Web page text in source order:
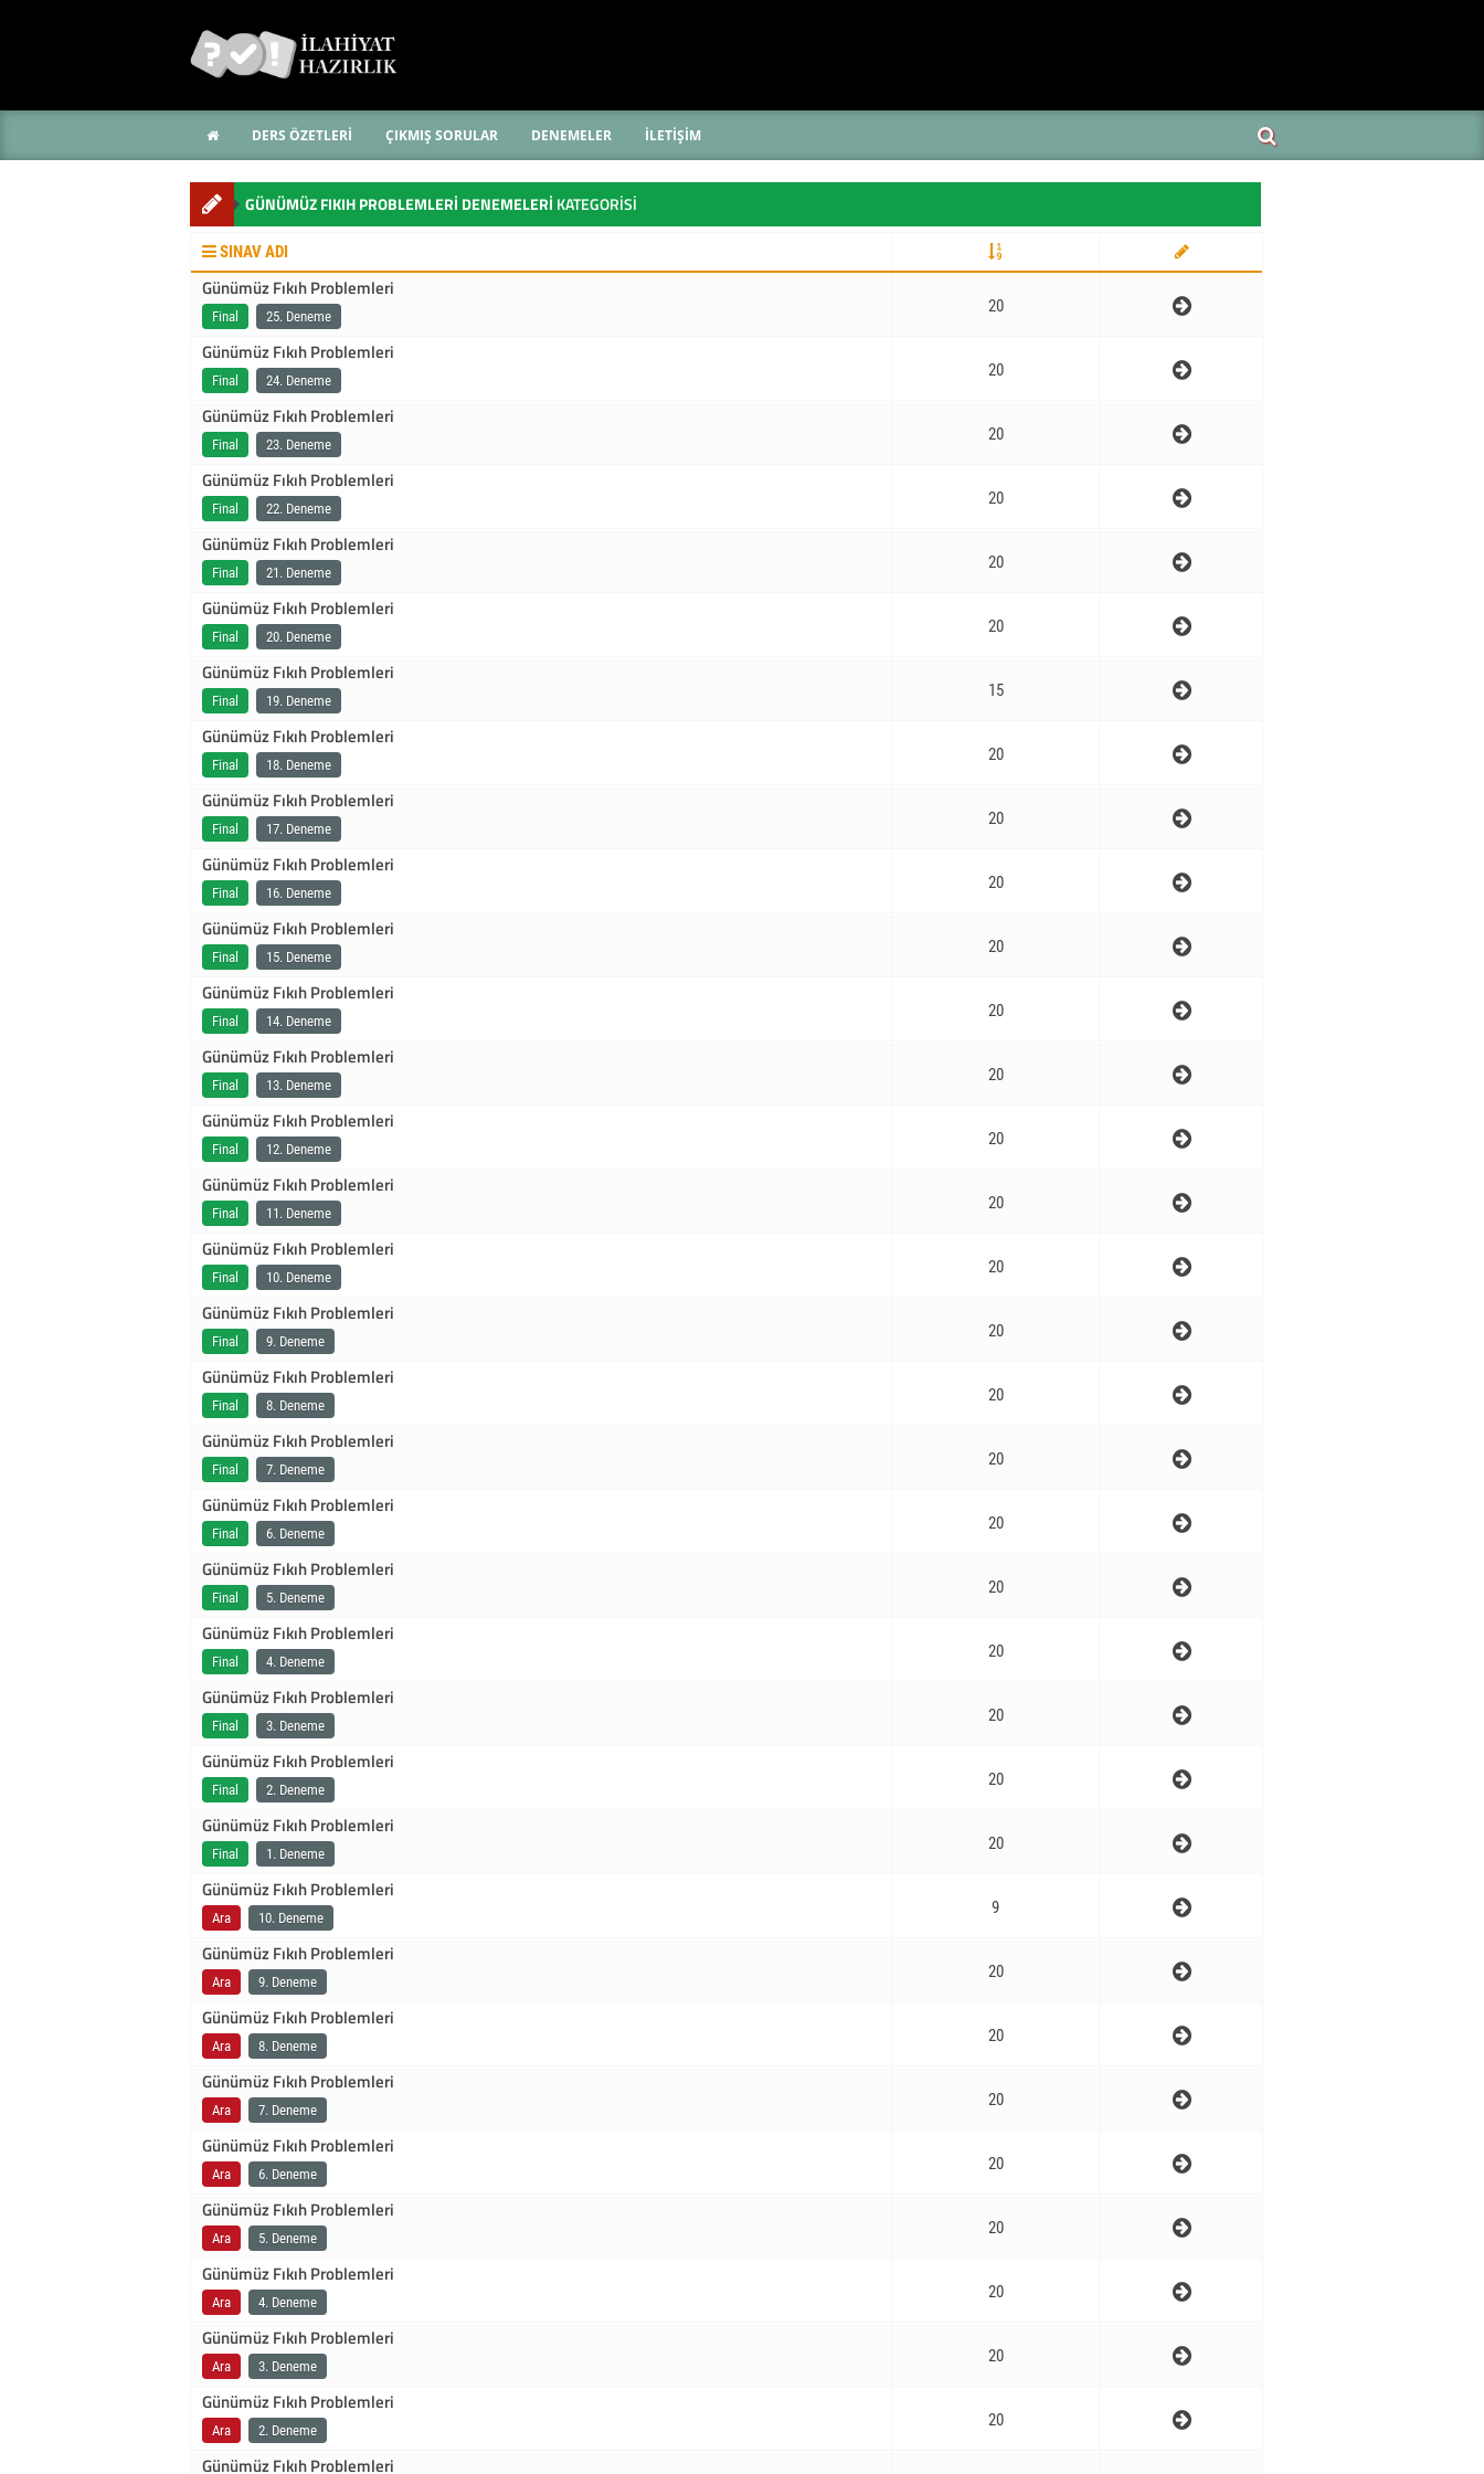
DERS ÖZETLERİ ÇIKMIŞ SORULAR DENEMELER İLETİŞİM
GÜNÜMÜZ FIKIH PROBLEMLERI DENEMELERI KATEGORISI
SINAV ADI
Günümüz Fıkıh Problemleri
Final 25. Deneme
20
Günümüz Fıkıh Problemleri
Final 24. Deneme
20
Günümüz Fıkıh Problemleri
Final 23. Deneme
20
Günümüz Fıkıh Problemleri
Final 22. Deneme
20
Günümüz Fıkıh Problemleri
Final 21. Deneme
20
Günümüz Fıkıh Problemleri
Final 20. Deneme
20
Günümüz Fıkıh Problemleri
Final 19. Deneme
15
Günümüz Fıkıh Problemleri
Final 18. Deneme
20
Günümüz Fıkıh Problemleri
Final 17. Deneme
20
Günümüz Fıkıh Problemleri
Final 16. Deneme
20
Günümüz Fıkıh Problemleri
Final 15. Deneme
20
Günümüz Fıkıh Problemleri
Final 14. Deneme
20
Günümüz Fıkıh Problemleri
Final 13. Deneme
20
Günümüz Fıkıh Problemleri
Final 12. Deneme
20
Günümüz Fıkıh Problemleri
Final 11. Deneme
20
Günümüz Fıkıh Problemleri
Final 10. Deneme
20
Günümüz Fıkıh Problemleri
Final 9. Deneme
20
Günümüz Fıkıh Problemleri
Final 8. Deneme
20
Günümüz Fıkıh Problemleri
Final 7. Deneme
20
Günümüz Fıkıh Problemleri
Final 6. Deneme
20
Günümüz Fıkıh Problemleri
Final 5. Deneme
20
Günümüz Fıkıh Problemleri
Final 4. Deneme
20
Günümüz Fıkıh Problemleri
Final 3. Deneme
20
Günümüz Fıkıh Problemleri
Final 2. Deneme
20
Günümüz Fıkıh Problemleri
Final 1. Deneme
20
Günümüz Fıkıh Problemleri
Ara 10. Deneme
9
Günümüz Fıkıh Problemleri
Ara 9. Deneme
20
Günümüz Fıkıh Problemleri
Ara 8. Deneme
20
Günümüz Fıkıh Problemleri
Ara 7. Deneme
20
Günümüz Fıkıh Problemleri
Ara 6. Deneme
20
Günümüz Fıkıh Problemleri
Ara 5. Deneme
20
Günümüz Fıkıh Problemleri
Ara 4. Deneme
20
Günümüz Fıkıh Problemleri
Ara 3. Deneme
20
Günümüz Fıkıh Problemleri
Ara 2. Deneme
20
Günümüz Fıkıh Problemleri